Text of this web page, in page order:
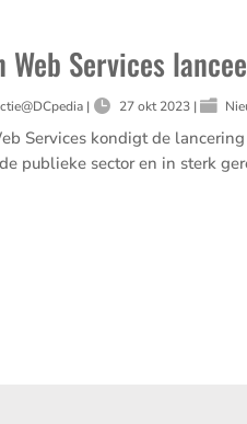
Web Services
| 27 okt 2023|
Services kondigt de
publieke sector en in sterk